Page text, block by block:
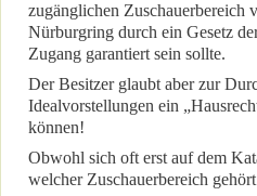
zugänglichen Zuschauerbereich
Nürburgring durch ein Gesetz
Zugang garantiert sein sollte.
Der Besitzer glaubt aber zur
Idealvorstellungen ein
können!
Obwohl sich oft erst auf dem
welcher Zuschauerbereich